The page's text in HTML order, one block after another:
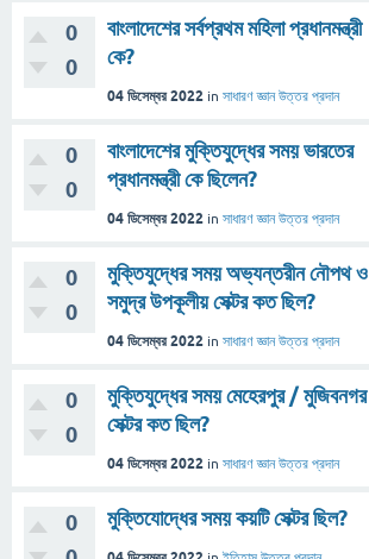
0
0
বাংলাদেশের সর্বপ্রথম মহিলা প্রধানমন্ত্রী
কে?
04 ডিসেম্বর 2022 in সাধারণ জ্ঞান উত্তর প্রদান
0
0
বাংলাদেশের মুক্তিযুদ্ধের সময় ভারতের
প্রধানমন্ত্রী কে ছিলেন?
04 ডিসেম্বর 2022 in সাধারণ জ্ঞান উত্তর প্রদান
0
0
মুক্তিযুদ্ধের সময় অভ্যন্তরীন নৌপথ ও
সমুদ্র উপকূলীয় সেক্টর কত ছিল?
04 ডিসেম্বর 2022 in সাধারণ জ্ঞান উত্তর প্রদান
0
0
মুক্তিযুদ্ধের সময় মেহেরপুর / মুজিবনগর
সেক্টর কত ছিল?
04 ডিসেম্বর 2022 in সাধারণ জ্ঞান উত্তর প্রদান
0
মুক্তিযোদ্ধের সময় কয়টি সেক্টর ছিল?